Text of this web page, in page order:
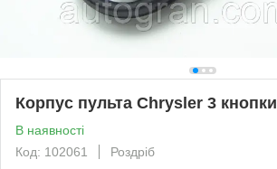
Корпус пульта Chrysler 3 кнопки
В наявності
Код: 102061
Роздріб